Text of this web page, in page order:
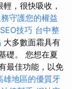
，很快吸收，
守護您的權益
技巧 台中整
大多數面霜具有
礎。 您想在夏
最佳功能，以免
雄地區的優質牙